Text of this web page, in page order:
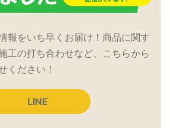
報をいち早くお届け！商品に関す
工の打ち合わせなど、こちらから
ください！
LINE